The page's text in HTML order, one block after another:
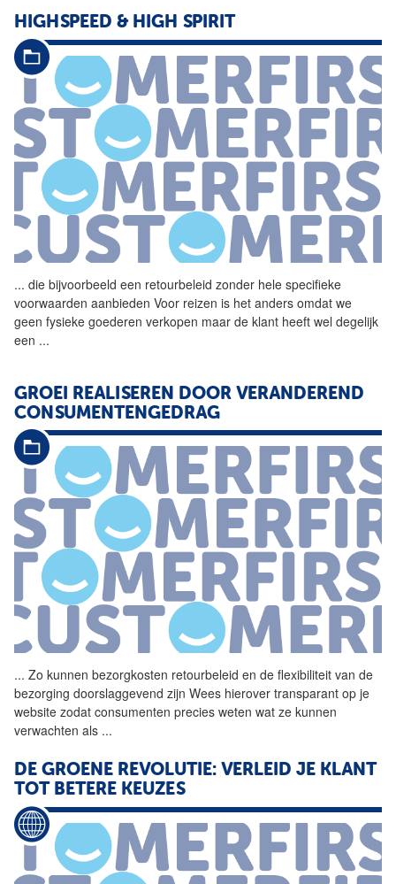
HIGHSPEED & HIGH SPIRIT
... die bijvoorbeeld een retourbeleid zonder hele specifieke
voorwaarden aanbieden Voor reizen is het anders omdat we
geen fysieke goederen verkopen maar de klant heeft wel degelijk
een ...
GROEI REALISEREN DOOR VERANDEREND
CONSUMENTENGEDRAG
... Zo kunnen bezorgkosten retourbeleid en de flexibiliteit van de
bezorging doorslaggevend zijn Wees hierover transparant op je
website zodat consumenten precies weten wat ze kunnen
verwachten als ...
DE GROENE REVOLUTIE: VERLEID JE KLANT
TOT BETERE KEUZES